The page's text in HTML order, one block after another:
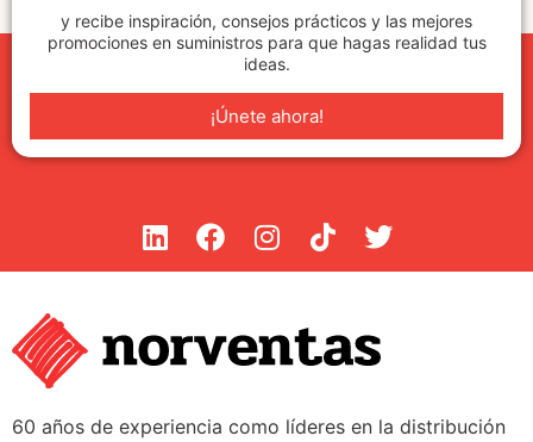
y recibe inspiración, consejos prácticos y las mejores
promociones en suministros para que hagas realidad tus
ideas.
¡Únete ahora!
60 años de experiencia como líderes en la distribución